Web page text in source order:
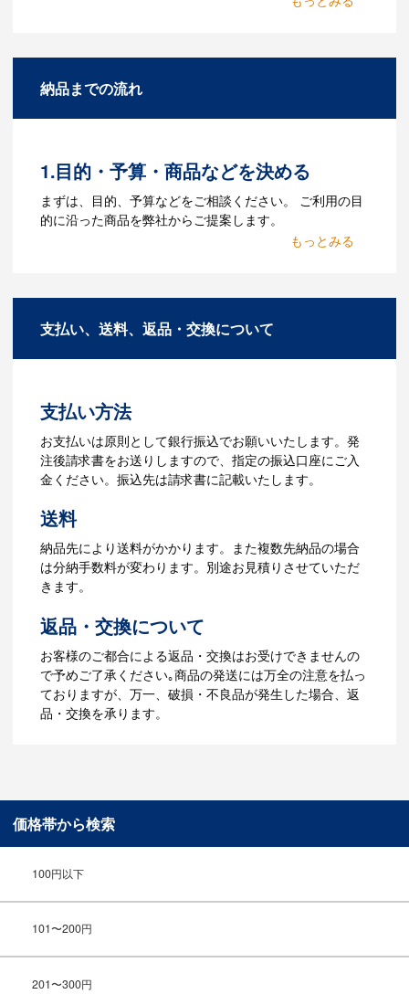
があります。Adobe illustratorのaiファイ
Q：ウェブサイトに掲載され
ていないオリジナルのノベル
タマイズが可能です。お気軽にご相談く
納品までの流れ
1.目的・予算・商品などを決める
まずは、目的、予算などをご相談ください。 ご利用の目
的に沿った商品を弊社からご提案します。
お見積を弊社からお出しします。
3.発注・データ入稿
ら、ご注文書をお送りします。
【名入れをする場合】名入れに必要なデ
ータをご入稿頂き、名入れイメージをデ
ータでご確認いただきます。
4.納品
【名入れをする場合】データのご入稿後
３週間程度で納品となります。
【名入れなしの場合】在庫がある場合、3
～5営業日程度で納品となります。
ご利用ガイドをもっとみる
支払い、送料、返品・交換について
支払い方法
お支払いは原則として銀行振込でお願いいたします。発
注後請求書をお送りしますので、指定の振込口座にご入
金ください。振込先は請求書に記載いたします。
送料
納品先により送料がかかります。また複数先納品の場合
は分納手数料が変わります。別途お見積りさせていただ
きます。
返品・交換について
お客様のご都合による返品・交換はお受けできませんの
で予めご了承ください｡商品の発送には万全の注意を払っ
ておりますが、万一、破損・不良品が発生した場合、返
品・交換を承ります。
価格帯から検索
100円以下
101〜200円
201〜300円